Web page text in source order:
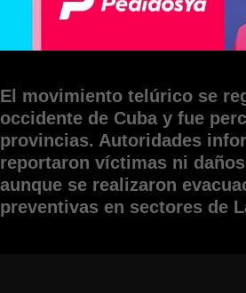
El movimiento telúrico se
occidente de Cuba y fue
provincias. Autoridades
reportaron víctimas ni
aunque se realizaron
preventivas en sectores de